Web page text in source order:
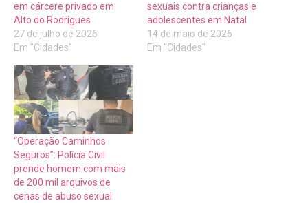
em cárcere privado em
Alto do Rodrigues
27 de julho de 2026
Em "Cidades"
sexuais contra crianças e
adolescentes em Natal
14 de maio de 2026
Em "Cidades"
“Operação Caminhos
Seguros”: Polícia Civil
prende homem com mais
de 200 mil arquivos de
cenas de abuso sexual